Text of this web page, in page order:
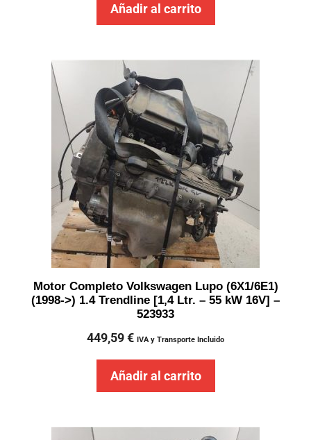
Añadir al carrito
Motor Completo Volkswagen Lupo (6X1/6E1)
(1998->) 1.4 Trendline [1,4 Ltr. – 55 kW 16V] –
523933
449,59€ IVA y Transporte Incluido
Añadir al carrito